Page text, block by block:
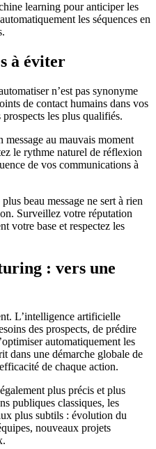
learning pour anticiper les
les séquences en
à éviter
n’est pas synonyme
de contact humains dans vos
les plus qualifiés.
message au mauvais moment
le rythme naturel de réflexion
de vos communications à
plus beau message ne sert à rien
Surveillez votre réputation
votre base et respectez les
: vers une
L’intelligence artificielle
des prospects, de prédire
automatiquement les
dans une démarche globale de
de chaque action.
plus précis et plus
publiques classiques, les
plus subtils : évolution du
nouveaux projets